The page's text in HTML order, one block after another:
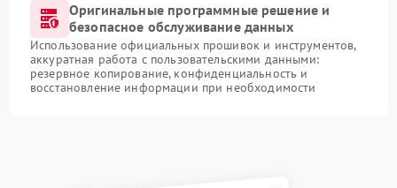
Оригинальные программные решение и
безопасное обслуживание данных
Использование официальных прошивок и инструментов,
аккуратная работа с пользовательскими данными:
резервное копирование, конфиденциальность и
восстановление информации при необходимости